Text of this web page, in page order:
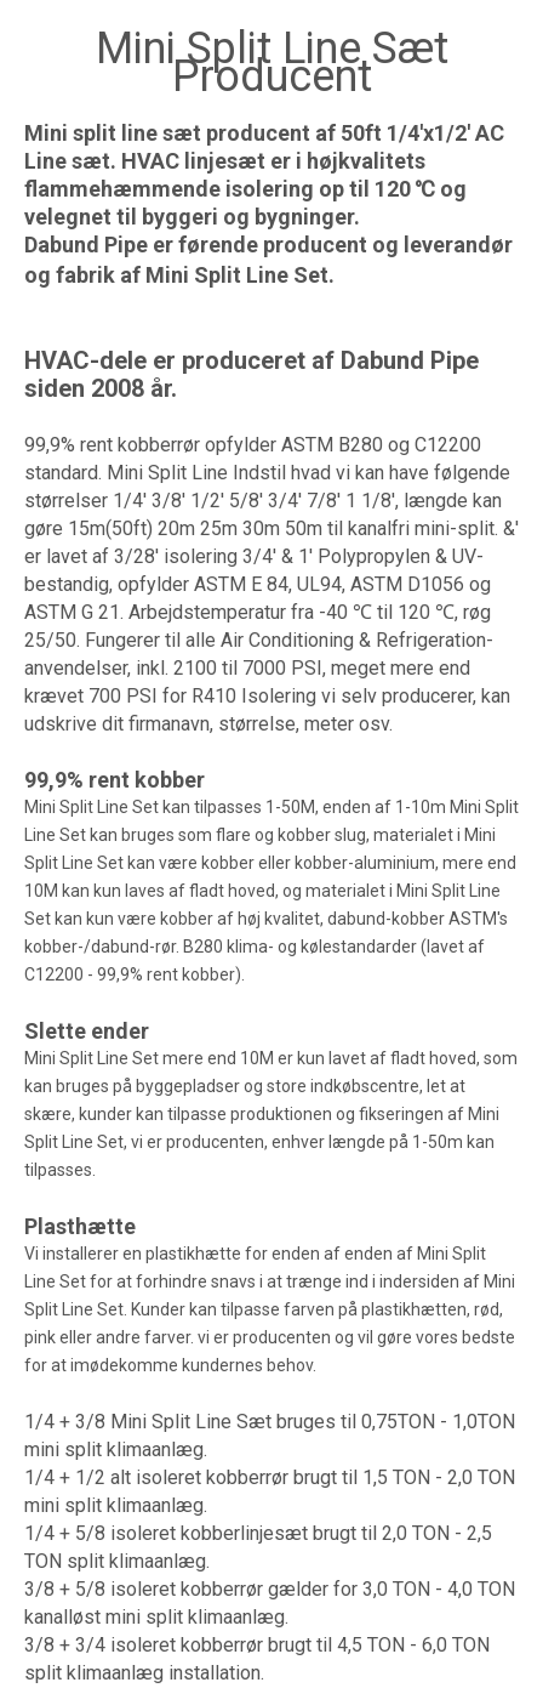
Mini Split Line Sæt
Producent
Mini split line sæt producent af 50ft 1/4'x1/2' AC
Line sæt. HVAC linjesæt er i højkvalitets
flammehæmmende isolering op til 120 ℃ og
velegnet til byggeri og bygninger.
Dabund Pipe er førende producent og leverandør
og fabrik af Mini Split Line Set.
HVAC-dele er produceret af Dabund Pipe
siden 2008 år.
99,9% rent kobberrør opfylder ASTM B280 og C12200
standard. Mini Split Line Indstil hvad vi kan have følgende
størrelser 1/4' 3/8' 1/2' 5/8' 3/4' 7/8' 1 1/8', længde kan
gøre 15m(50ft) 20m 25m 30m 50m til kanalfri mini-split. &'
er lavet af 3/28' isolering 3/4' & 1' Polypropylen & UV-
bestandig, opfylder ASTM E 84, UL94, ASTM D1056 og
ASTM G 21. Arbejdstemperatur fra -40 ℃ til 120 ℃, røg
25/50. Fungerer til alle Air Conditioning & Refrigeration-
anvendelser, inkl. 2100 til 7000 PSI, meget mere end
krævet 700 PSI for R410 Isolering vi selv producerer, kan
udskrive dit firmanavn, størrelse, meter osv.
99,9% rent kobber
Mini Split Line Set kan tilpasses 1-50M, enden af 1-10m Mini Split
Line Set kan bruges som flare og kobber slug, materialet i Mini
Split Line Set kan være kobber eller kobber-aluminium, mere end
10M kan kun laves af fladt hoved, og materialet i Mini Split Line
Set kan kun være kobber af høj kvalitet, dabund-kobber ASTM's
kobber-/dabund-rør. B280 klima- og kølestandarder (lavet af
C12200 - 99,9% rent kobber).
Slette ender
Mini Split Line Set mere end 10M er kun lavet af fladt hoved, som
kan bruges på byggepladser og store indkøbscentre, let at
skære, kunder kan tilpasse produktionen og fikseringen af ​​Mini
Split Line Set, vi er producenten, enhver længde på 1-50m kan
tilpasses.
Plasthætte
Vi installerer en plastikhætte for enden af ​​enden af ​​Mini Split
Line Set for at forhindre snavs i at trænge ind i indersiden af ​​Mini
Split Line Set. Kunder kan tilpasse farven på plastikhætten, rød,
pink eller andre farver. vi er producenten og vil gøre vores bedste
for at imødekomme kundernes behov.
1/4 + 3/8 Mini Split Line Sæt bruges til 0,75TON - 1,0TON
mini split klimaanlæg.
1/4 + 1/2 alt isoleret kobberrør brugt til 1,5 TON - 2,0 TON
mini split klimaanlæg.
1/4 + 5/8 isoleret kobberlinjesæt brugt til 2,0 TON - 2,5
TON split klimaanlæg.
3/8 + 5/8 isoleret kobberrør gælder for 3,0 TON - 4,0 TON
kanalløst mini split klimaanlæg.
3/8 + 3/4 isoleret kobberrør brugt til 4,5 TON - 6,0 TON
split klimaanlæg installation.